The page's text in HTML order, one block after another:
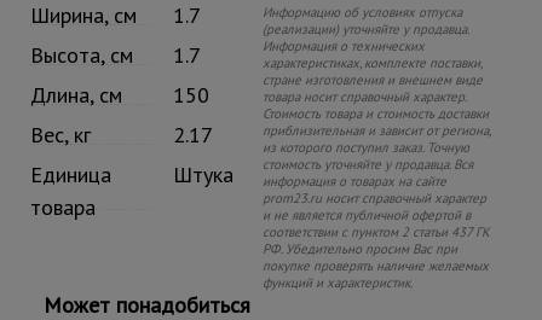
Ширина, см
1.7
Высота, см
1.7
Длина, см
150
Вес, кг
2.17
Единица
товара
Штука
Информацию об условиях отпуска
(реализации) уточняйте у продавца.
Информация о технических
характеристиках, комплекте поставки,
стране изготовления и внешнем виде
товара носит справочный характер.
Стоимость товара и стоимость доставки
приблизительная и зависит от региона,
из которого поступил заказ. Точную
стоимость уточняйте у продавца. Вся
информация о товарах на сайте
prom23.ru носит справочный характер
и не является публичной офертой в
соответствии с пунктом 2 статьи 437 ГК
РФ. Убедительно просим Вас при
покупке проверять наличие желаемых
функций и характеристик.
Может понадобиться